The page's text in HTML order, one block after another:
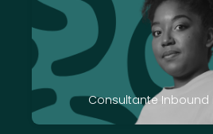
Consultante Inbound